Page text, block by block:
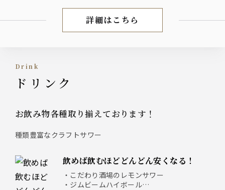
ディナー
詳細はこちら
drink
ドリンク
お飲み物各種取り揃えております！
種類豊富なクラフトサワー
飲めば飲むほどどんどん安くなる！
・こだわり酒場のレモンサワー
・ジムビームハイボール